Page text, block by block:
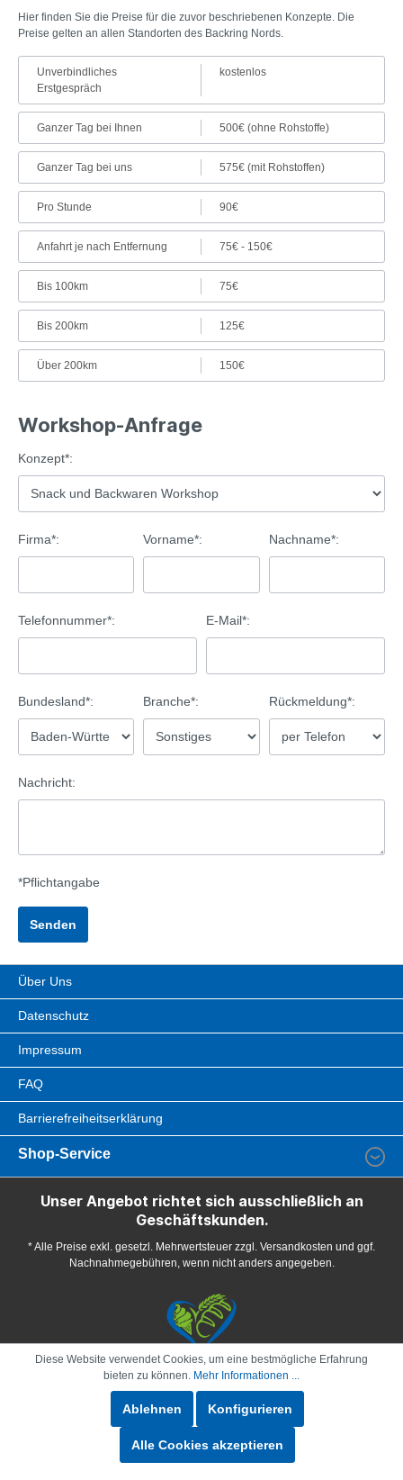
Hier finden Sie die Preise für die zuvor beschriebenen Konzepte. Die
Preise gelten an allen Standorten des Backring Nords.
Unverbindliches
Erstgespräch
kostenlos
Ganzer Tag bei Ihnen 500€ (ohne Rohstoffe)
Ganzer Tag bei uns 575€ (mit Rohstoffen)
Pro Stunde 90€
Anfahrt je nach Entfernung 75€ - 150€
Bis 100km 75€
Bis 200km 125€
Über 200km 150€
Workshop-Anfrage
Konzept*:
Firma*: Vorname*: Nachname*:
Telefonnummer*: E-Mail*:
Bundesland*: Branche*: Rückmeldung*:
Nachricht:
*Pflichtangabe
Über Uns
Datenschutz
Impressum
FAQ
Barrierefreiheitserklärung
Shop-Service
Unser Angebot richtet sich ausschließlich an
Geschäftskunden.
* Alle Preise exkl. gesetzl. Mehrwertsteuer zzgl. Versandkosten und ggf.
Nachnahmegebühren, wenn nicht anders angegeben.
Diese Website verwendet Cookies, um eine bestmögliche Erfahrung
bieten zu können. Mehr Informationen ...
Ablehnen Konfigurieren
Alle Cookies akzeptieren